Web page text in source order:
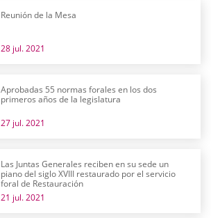
Reunión de la Mesa
28 jul. 2021
Aprobadas 55 normas forales en los dos
primeros años de la legislatura
27 jul. 2021
Las Juntas Generales reciben en su sede un
piano del siglo XVIII restaurado por el servicio
foral de Restauración
21 jul. 2021